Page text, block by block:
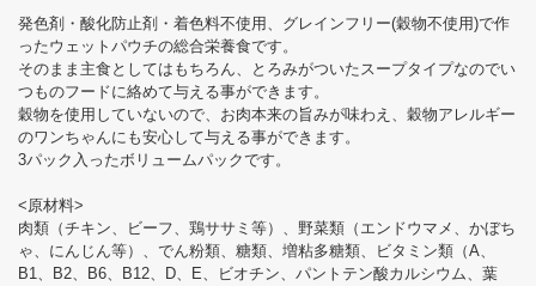
発色剤・酸化防止剤・着色料不使用、グレインフリー(穀物不使用)で作
ったウェットパウチの総合栄養食です。
そのまま主食としてはもちろん、とろみがついたスープタイプなのでい
つものフードに絡めて与える事ができます。
穀物を使用していないので、お肉本来の旨みが味わえ、穀物アレルギー
のワンちゃんにも安心して与える事ができます。
3パック入ったボリュームパックです。
<原材料>
肉類（チキン、ビーフ、鶏ササミ等）、野菜類（エンドウマメ、かぼち
ゃ、にんじん等）、でん粉類、糖類、増粘多糖類、ビタミン類（A、
B1、B2、B6、B12、D、E、ビオチン、パントテン酸カルシウム、葉